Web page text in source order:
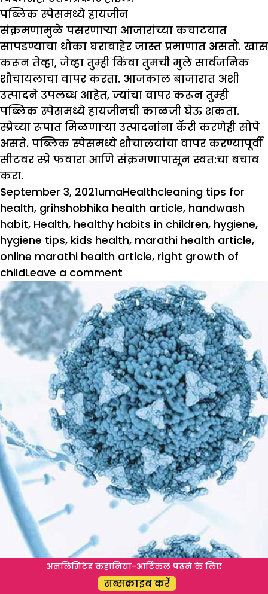
पब्लिक स्पेसमध्ये हायजीन
संक्रमणामुळे पसरणाऱ्या आजारांच्या कचाटयात
सापडण्याचा धोका घराबाहेर जास्त प्रमाणात असतो. खास
करून तेव्हा, जेव्हा तुम्ही किंवा तुमची मुले सार्वजनिक
शौचायलाचा वापर करता. आजकाल बाजारात अशी
उत्पादने उपलब्ध आहेत, ज्यांचा वापर करून तुम्ही
पब्लिक स्पेसमध्ये हायजीनची काळजी घेऊ शकता.
स्प्रेच्या रूपात मिळणाऱ्या उत्पादनांना कॅरी करणेही सोपे
असते. पब्लिक स्पेसमध्ये शौचालयांचा वापर करण्यापूर्वी
सीटवर स्प्रे फवारा आणि संक्रमणापासून स्वत:चा बचाव
करा.
Posted
on
September 3, 2021Author
umaCategories
HealthTags
cleaning tips for
health, grihshobhika health article, handwash
habit, Health, healthy habits in children, hygiene,
hygiene tips, kids health, marathi health article,
online marathi health article, right growth of
childLeave a comment
निरोगी
राहायचे
असेल,
तर
या
सवयी
लावा
अनलिमिटेड कहानियां-आर्टिकल पढ़ने के लिए
सब्सक्राइब करें